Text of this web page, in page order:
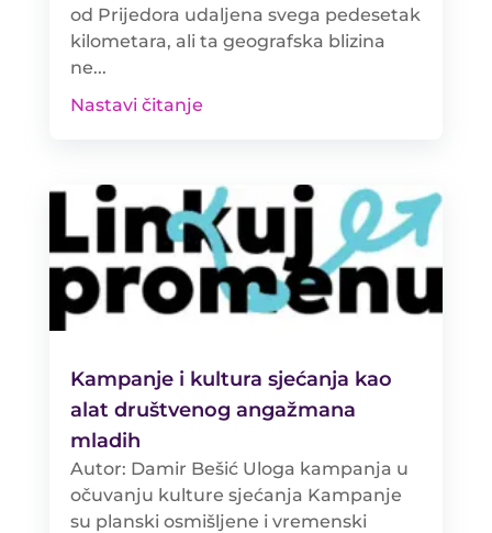
od Prijedora udaljena svega pedesetak
kilometara, ali ta geografska blizina
ne...
Nastavi čitanje
Kampanje i kultura sjećanja kao
alat društvenog angažmana
mladih
Autor: Damir Bešić Uloga kampanja u
očuvanju kulture sjećanja Kampanje
su planski osmišljene i vremenski